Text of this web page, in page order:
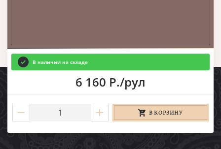
В наличии на складе
6 160 Р./рул
В КОРЗИНУ